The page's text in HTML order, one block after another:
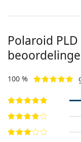
Polaroid
100 %